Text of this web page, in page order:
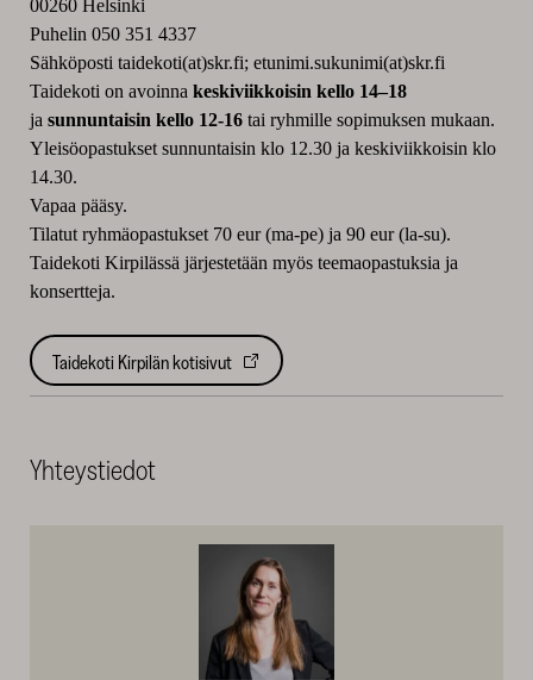
00260 Helsinki
Puhelin 050 351 4337
Sähköposti taidekoti(at)skr.fi; etunimi.sukunimi(at)skr.fi
Taidekoti on avoinna keskiviikkoisin kello 14–18
ja sunnuntaisin kello 12-16tai ryhmille sopimuksen mukaan.
Yleisöopastukset sunnuntaisin klo 12.30 ja keskiviikkoisin klo
14.30.
Vapaa pääsy.
Tilatut ryhmäopastukset 70 eur (ma-pe) ja 90 eur (la-su).
Taidekoti Kirpilässä järjestetään myös teemaopastuksia ja
konsertteja.
Taidekoti Kirpilän kotisivut
Yhteystiedot